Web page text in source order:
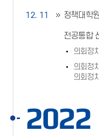
12. 11 정책대학
전공통합
의회정
의회정
의회정
2022